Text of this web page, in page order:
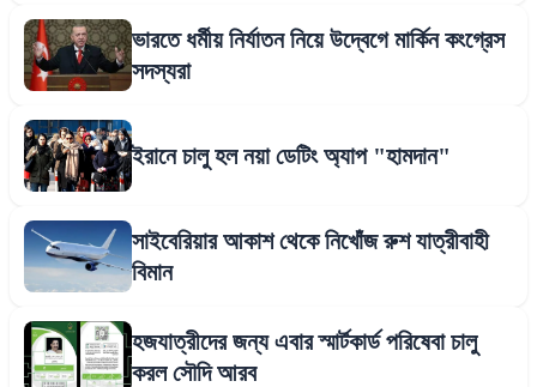
ভারতে ধর্মীয় নির্যাতন নিয়ে উদ্বেগে মার্কিন কংগ্রেস
সদস্যরা
ইরানে চালু হল নয়া ডেটিং অ্যাপ "হামদান"
সাইবেরিয়ার আকাশ থেকে নিখোঁজ রুশ যাত্রীবাহী
বিমান
হজযাত্রীদের জন্য এবার স্মার্টকার্ড পরিষেবা চালু
করল সৌদি আরব